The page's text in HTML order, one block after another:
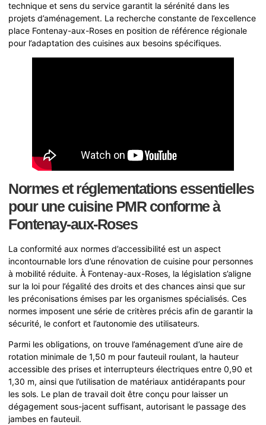
technique et sens du service garantit la sérénité dans les
projets d’aménagement. La recherche constante de l’excellence
place Fontenay-aux-Roses en position de référence régionale
pour l’adaptation des cuisines aux besoins spécifiques.
Normes et réglementations essentielles
pour une cuisine PMR conforme à
Fontenay-aux-Roses
La conformité aux normes d’accessibilité est un aspect
incontournable lors d’une rénovation de cuisine pour personnes
à mobilité réduite. À Fontenay-aux-Roses, la législation s’aligne
sur la loi pour l’égalité des droits et des chances ainsi que sur
les préconisations émises par les organismes spécialisés. Ces
normes imposent une série de critères précis afin de garantir la
sécurité, le confort et l’autonomie des utilisateurs.
Parmi les obligations, on trouve l’aménagement d’une aire de
rotation minimale de 1,50 m pour fauteuil roulant, la hauteur
accessible des prises et interrupteurs électriques entre 0,90 et
1,30 m, ainsi que l’utilisation de matériaux antidérapants pour
les sols. Le plan de travail doit être conçu pour laisser un
dégagement sous-jacent suffisant, autorisant le passage des
jambes en fauteuil.